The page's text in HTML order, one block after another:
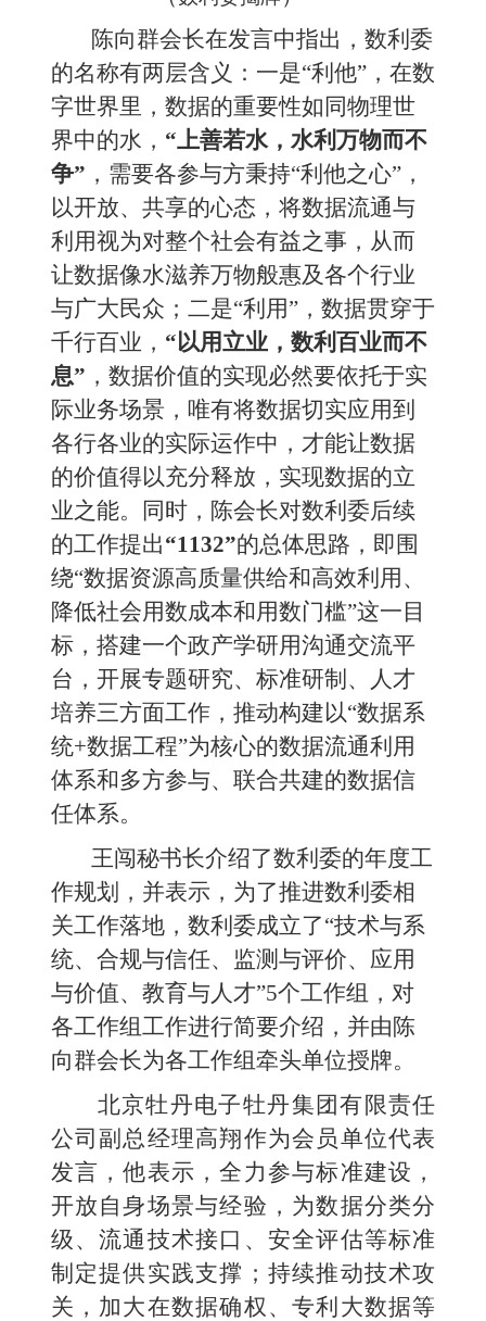
陈向群会长在发言中指出，数利委
的名称有两层含义： 一是“利他”，在数
字世界里，数据的重要性如同物理世
界中的水， “上善若水，水利万物而不
争” ，需要各参与方秉持“利他之心”，
以开放、共享的心态，将数据流通与
利用视为对整个社会有益之事，从而
让数据像水滋养万物般惠及各个行业
与广大民众； 二是“利用”，数据贯穿于
千行百业， “以用立业，数利 百业而不
息” ，数据价值的实现必然要依托于实
际业务场景，唯有将数据切实应用到
各行各业的实际运作中，才能让数据
的价值得以充分释放，实现数据的立
业之能。
同时，陈会长对数利委后续
的工作提出“1132”的总体思路，即围
绕“数据资源高质量供给和高效利用、
降低社会用数成本和用数门槛”这一目
标，搭建一个政产学研用沟通交流平
台，开展专题研究、标准研制、人才
培养三方面工作，推动构建以“数据系
统+数据工程”为核心的数据流通利用
体系和多方参与、联合共建的数据信
任体系。
王闯秘书长介绍了数利委的年度工
作规划，并表示，为了推进数利委相
关工作落地，数利委成立了“技术与系
统、合规与信任、监测与评价、应用
与价值、教育与人才”5个工作组，对
各工作组工作进行简要介绍，并由陈
向群会长为各工作组牵头单位授牌。
北京牡丹电子牡丹集团有限责任
公司副总经理高翔作为会员单位代表
发言，他表示，全力参与标准建设，
开放自身场景与经验，为数据分类分
级、流通技术接口、安全评估等标准
制定提供实践支撑；持续推动技术攻
关，加大在数据确权、专利大数据等